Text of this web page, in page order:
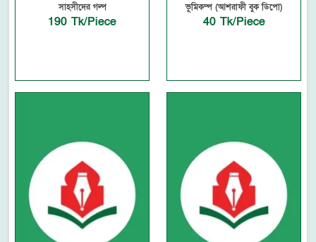
সাহসীদের গল্প
190 Tk/Piece
ভূমিকম্প (আশরাফী বুক ডিপো)
40 Tk/Piece